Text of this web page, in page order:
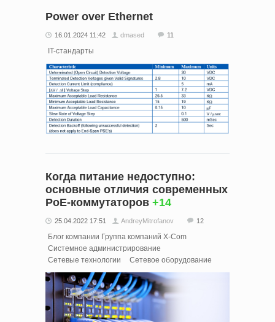
Power over Ethernet
16.01.2024 11:42 dmased 11
IT-стандарты
Когда питание недоступно:
основные отличия современных
PoE-коммутаторов +14
25.04.2022 17:51 AndreyMitrofanov 12
Блог компании Группа компаний X-Com
Системное администрирование
Сетевые технологии
Сетевое оборудование